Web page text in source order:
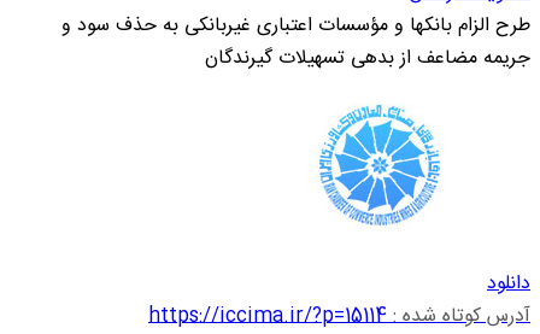
طرح الزام بانکها و مؤسسات اعتباری غیربانکی به حذف سود و
جریمه مضاعف از بدهی تسهیلات گیرندگان
دانلود
آدرس کوتاه شده :https://iccima.ir/?p=15114